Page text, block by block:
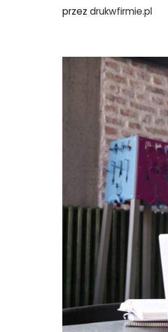
przez drukwfirmie.pl